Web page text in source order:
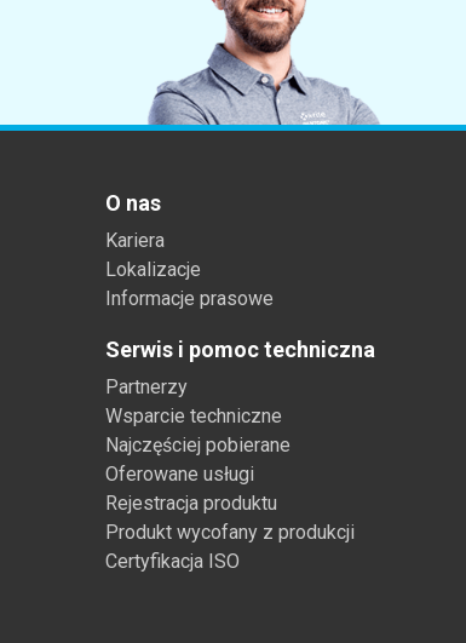
O nas
Kariera
Lokalizacje
Informacje prasowe
Serwis i pomoc techniczna
Partnerzy
Wsparcie techniczne
Najczęściej pobierane
Oferowane usługi
Rejestracja produktu
Produkt wycofany z produkcji
Certyfikacja ISO